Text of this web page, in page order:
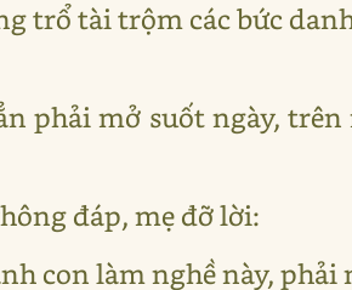
trổ tài trộm các bức
phải mở suốt ngày,
đáp, mẹ đỡ lời:
con làm nghề này, phải